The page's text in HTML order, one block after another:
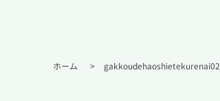
ホーム > gakkoudehaoshietekurenai02